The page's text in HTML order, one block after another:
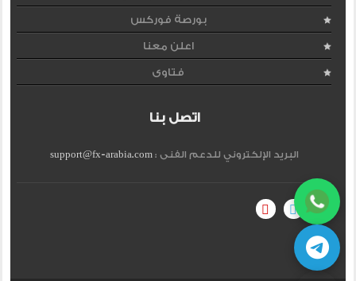
بورصة فوركس
اعلن معنا
فتاوى
اتصل بنا
البريد الإلكتروني للدعم الفنى :support@fx-arabia.com